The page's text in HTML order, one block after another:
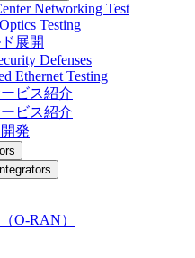
Networking Test
Testing
展開
Defenses
Ethernet Testing
ビス紹介
ビス紹介
発
O-RAN）